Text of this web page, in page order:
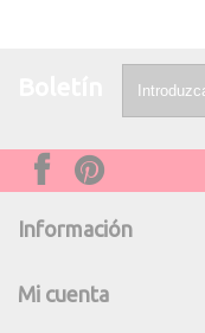
Información
Mi cuenta